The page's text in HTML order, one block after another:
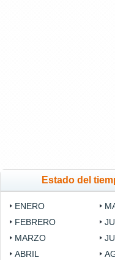
Estado del
ENERO
FEBRERO
MARZO
ABRIL